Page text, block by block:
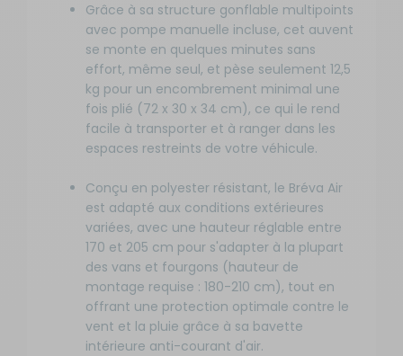
Grâce à sa structure gonflable multipoints
avec pompe manuelle incluse, cet auvent
se monte en quelques minutes sans
effort, même seul, et pèse seulement 12,5
kg pour un encombrement minimal une
fois plié (72 x 30 x 34 cm), ce qui le rend
facile à transporter et à ranger dans les
espaces restreints de votre véhicule.
Conçu en polyester résistant, le Bréva Air
est adapté aux conditions extérieures
variées, avec une hauteur réglable entre
170 et 205 cm pour s'adapter à la plupart
des vans et fourgons (hauteur de
montage requise : 180-210 cm), tout en
offrant une protection optimale contre le
vent et la pluie grâce à sa bavette
intérieure anti-courant d'air.